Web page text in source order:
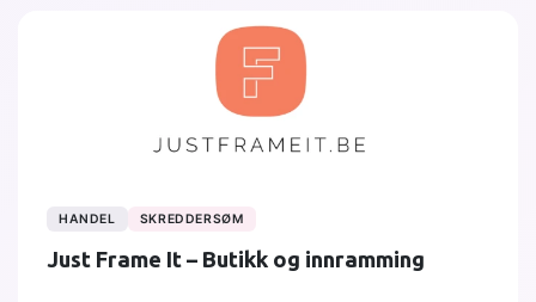
HANDEL SKREDDERSØM
Just Frame It – Butikk og innramming